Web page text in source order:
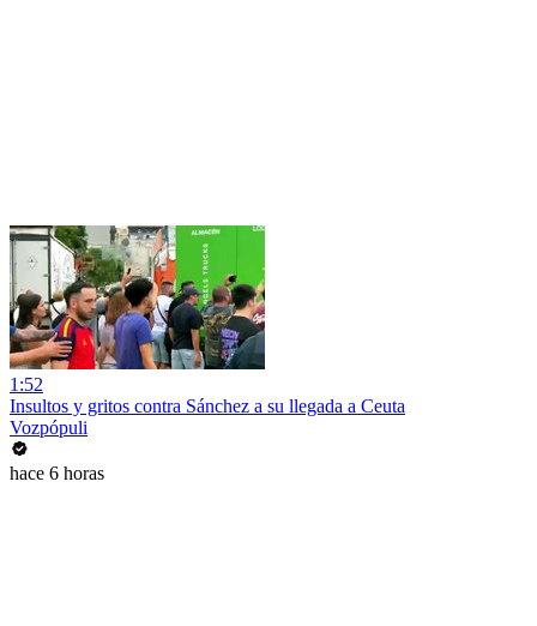
1:52
Insultos y gritos contra Sánchez a su llegada a Ceuta
Vozpópuli
hace 6 horas